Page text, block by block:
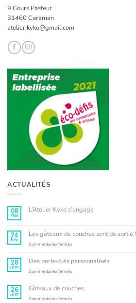
9 Cours Pasteur
31460 Caraman
atelier.kyko@gmail.com
ACTUALITÉS
08
Mar
L’Atelier Kyko s’engage
L’Atelier
Kyko
s’engage
24
Fév
Les gâteaux de couches sont de sortie !
Commentaires ferméssur
de
couches
sortie
!
28
Juin
Des porte-clés personnalisés
Commentaires ferméssur
clés
personnalisés
26
Juin
Gâteaux de couches
Commentaires ferméssur